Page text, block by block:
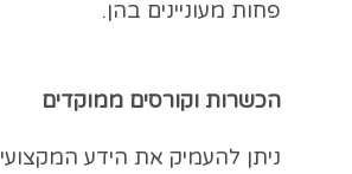
פחות מעוניינים בהן.
הכשרות וקורסים ממוקדים
ניתן להעמיק את הידע המקצועי